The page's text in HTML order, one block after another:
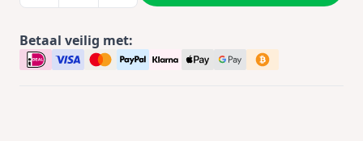
Betaal veilig met: